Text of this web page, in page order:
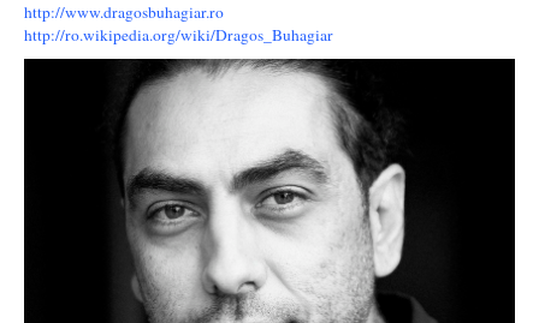
http://www.dragosbuhagiar.ro
http://ro.wikipedia.org/wiki/Dragos_Buhagiar